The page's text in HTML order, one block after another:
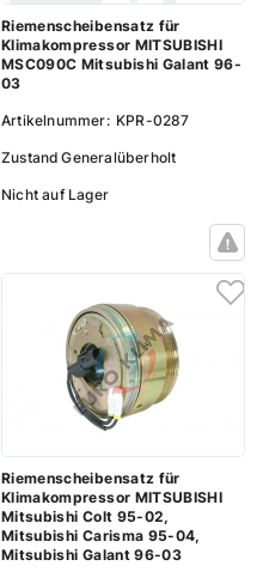
Riemenscheibensatz für
Klimakompressor MITSUBISHI
MSC090C Mitsubishi Galant 96-
03
Artikelnummer: KPR-0287
Zustand Generalüberholt
Nicht auf Lager
Riemenscheibensatz für
Klimakompressor MITSUBISHI
Mitsubishi Colt 95-02,
Mitsubishi Carisma 95-04,
Mitsubishi Galant 96-03